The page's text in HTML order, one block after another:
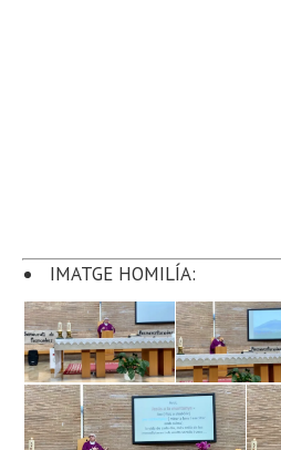
IMATGE HOMILÍA: